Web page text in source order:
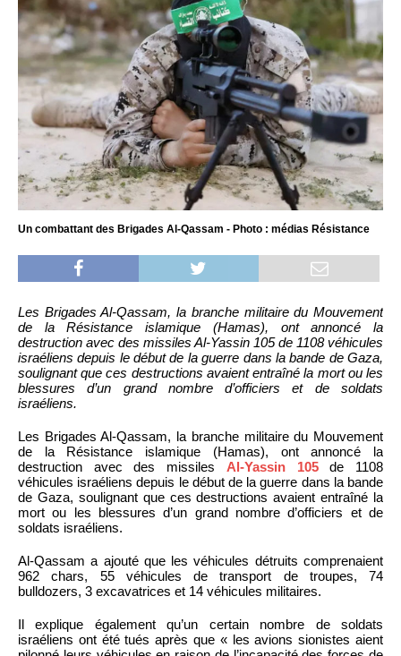
Un combattant des Brigades Al-Qassam - Photo : médias Résistance
Les Brigades Al-Qassam, la branche militaire du Mouvement
de la Résistance islamique (Hamas), ont annoncé la
destruction avec des missiles Al-Yassin 105 de 1108 véhicules
israéliens depuis le début de la guerre dans la bande de Gaza,
soulignant que ces destructions avaient entraîné la mort ou les
blessures d’un grand nombre d’officiers et de soldats
israéliens.
Les Brigades Al-Qassam, la branche militaire du Mouvement
de la Résistance islamique (Hamas), ont annoncé la
destruction avec des missiles Al-Yassin 105de 1108
véhicules israéliens depuis le début de la guerre dans la bande
de Gaza, soulignant que ces destructions avaient entraîné la
mort ou les blessures d’un grand nombre d’officiers et de
soldats israéliens.
Al-Qassam a ajouté que les véhicules détruits comprenaient
962 chars, 55 véhicules de transport de troupes, 74
bulldozers, 3 excavatrices et 14 véhicules militaires.
Il explique également qu’un certain nombre de soldats
israéliens ont été tués après que « les avions sionistes aient